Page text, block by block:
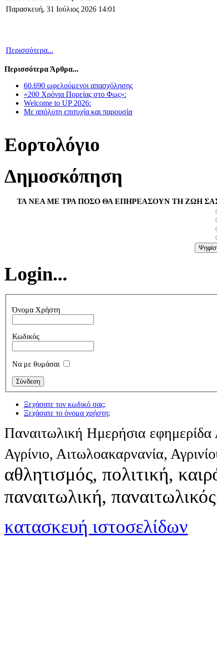
Παρασκευή, 31 Ιούλιος 2026 14:01
Περισσότερα...
Περισσότερα Άρθρα...
60.690 ωφελούμενοι απασχόλησης
«200 Χρόνια Πορείας στο Φως»:
Welcome to UP 2026:
Με απόλυτη επιτυχία και παρουσία
Εορτολόγιο
Δημοσκόπηση
ΤΑ ΝΕΑ ΜΕ ΤΡΑ ΠΟΣΟ ΘΑ ΕΠΗΡΕΑΣΟΥΝ ΤΗ ΖΩΗ
Login...
Όνομα Χρήστη
Κωδικός
Να με θυμάσαι
Ξεχάσατε τον κωδικό σας;
Ξεχάσατε το όνομα χρήστη;
Παναιτωλική Ημερήσια εφημερίδα
Αγρίνιο, Αιτωλοακαρνανία,
αθλητισμός, πολιτική,
παναιτωλική,
κατασκευή ιστοσελίδων